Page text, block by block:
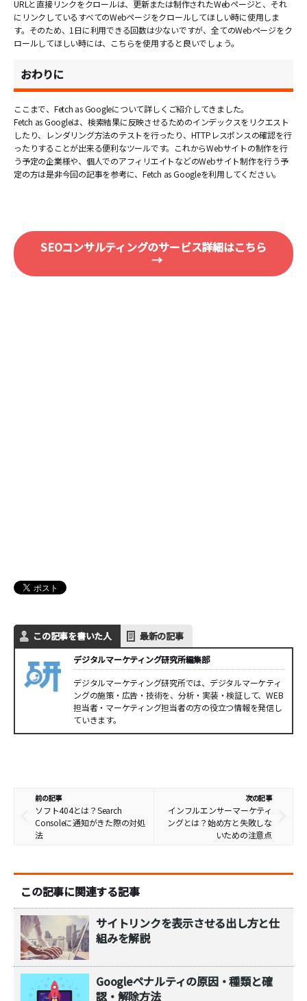
URLと直接リンクをクロールは、更新または制作されたWebページと、それ
にリンクしているすべてのWebページをクロールしてほしい時に使用しま
す。そのため、1日に利用できる回数は少ないですが、全てのWebページをク
ロールしてほしい時には、こちらを使用すると良いでしょう。
おわりに
ここまで、Fetch as Googleについて詳しくご紹介してきました。
Fetch as Googleは、検索結果に反映させるためのインデックスをリクエスト
したり、レンダリング方法のテストを行ったり、HTTPレスポンスの確認を行
ったりすることが出来る便利なツールです。これからWebサイトの制作を行
う予定の企業様や、個人でのアフィリエイトなどのWebサイト制作を行う予
定の方は是非今回の記事を参考に、Fetch as Googleを利用してください。
SEOコンサルティングのサービス詳細はこちら
→
この記事を書いた人 最新の記事
デジタルマーケティング研究所編集部
デジタルマーケティング研究所では、デジタルマーケティ
ングの施策・広告・技術を、分析・実装・検証して、WEB
担当者・マーケティング担当者の方の役立つ情報を発信し
ていきます。
前の記事
ソフト404とは？Search
Consoleに通知がきた際の対処
法
次の記事
インフルエンサーマーケティ
ングとは？始め方と失敗しな
いための注意点
この記事に関連する記事
サイトリンクを表示させる出し方と仕
組みを解説
Googleペナルティの原因・種類と確
認・解除方法